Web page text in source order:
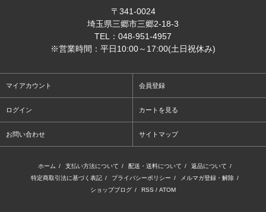
〒341-0024
埼玉県三郷市三郷2-18-3
TEL：048-951-4957
※営業時間：平日10:00～17:00(土日祝休み)
マイアカウント 会員登録
ログイン カートを見る
お問い合わせ サイトマップ
ホーム / 支払い方法について / 配送・送料について / 返品について /
特定商取引法に基づく表記 / プライバシーポリシー / メルマガ登録・解除 /
ショップブログ / RSS / ATOM